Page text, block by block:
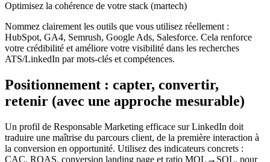
Optimisez la cohérence de votre stack (martech)
Nommez clairement les outils que vous utilisez réellement :
HubSpot, GA4, Semrush, Google Ads, Salesforce. Cela renforce
votre crédibilité et améliore votre visibilité dans les recherches
ATS/LinkedIn par mots-clés et compétences.
Positionnement : capter, convertir,
retenir (avec une approche mesurable)
Un profil de Responsable Marketing efficace sur LinkedIn doit
traduire une maîtrise du parcours client, de la première interaction à
la conversion en opportunité. Utilisez des indicateurs concrets :
CAC, ROAS, conversion landing page et ratio MQL→SQL, pour